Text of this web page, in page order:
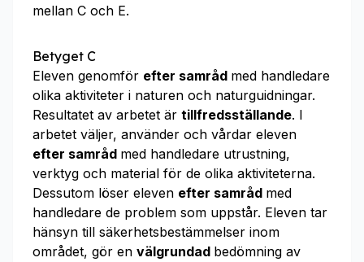
mellan C och E.
Betyget C
Eleven genomför efter samråd med handledare
olika aktiviteter i naturen och naturguidningar.
Resultatet av arbetet är tillfredsställande. I
arbetet väljer, använder och vårdar eleven
efter samråd med handledare utrustning,
verktyg och material för de olika aktiviteterna.
Dessutom löser eleven efter samråd med
handledare de problem som uppstår. Eleven tar
hänsyn till säkerhetsbestämmelser inom
området, gör en välgrundad bedömning av